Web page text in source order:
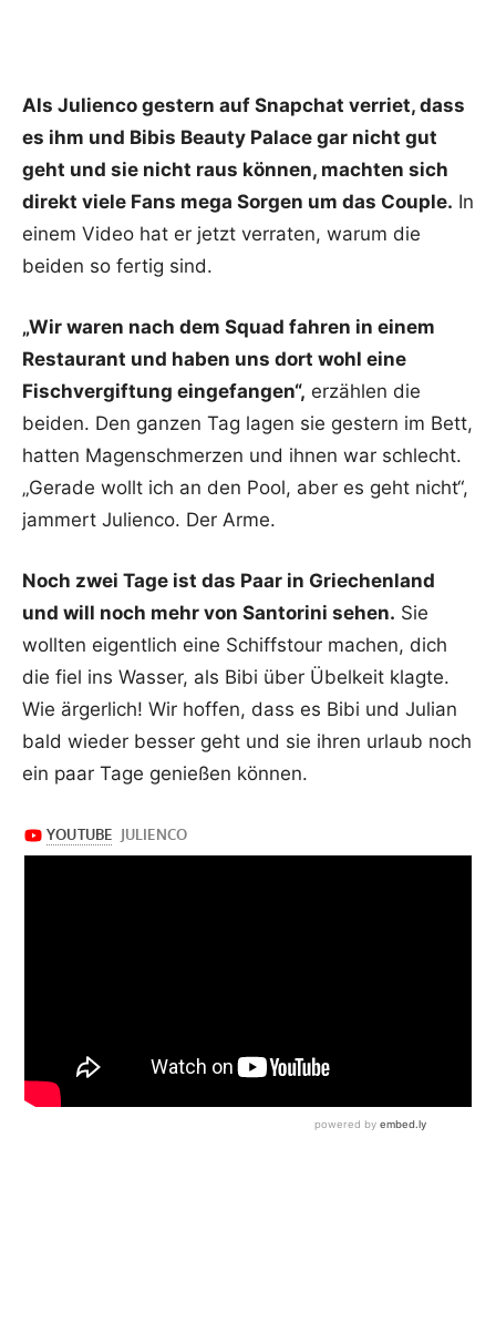
Als Julienco gestern auf Snapchat verriet, dass
es ihm und Bibis Beauty Palace gar nicht gut
geht und sie nicht raus können, machten sich
direkt viele Fans mega Sorgen um das Couple. In
einem Video hat er jetzt verraten, warum die
beiden so fertig sind.
„Wir waren nach dem Squad fahren in einem
Restaurant und haben uns dort wohl eine
Fischvergiftung eingefangen“, erzählen die
beiden. Den ganzen Tag lagen sie gestern im Bett,
hatten Magenschmerzen und ihnen war schlecht.
„Gerade wollt ich an den Pool, aber es geht nicht“,
jammert Julienco. Der Arme.
Noch zwei Tage ist das Paar in Griechenland
und will noch mehr von Santorini sehen. Sie
wollten eigentlich eine Schiffstour machen, dich
die fiel ins Wasser, als Bibi über Übelkeit klagte.
Wie ärgerlich! Wir hoffen, dass es Bibi und Julian
bald wieder besser geht und sie ihren urlaub noch
ein paar Tage genießen können.